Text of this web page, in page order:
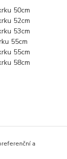
50cm
52cm
53cm
55cm
55cm
58cm
a